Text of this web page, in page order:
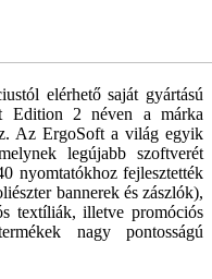
elérhető saját gyártású
Edition 2 néven a márka
Az ErgoSoft a világ egyik
legújabb szoftverét
nyomtatókhoz fejlesztették
bannerek és zászlók),
textíliák, illetve promóciós
nagy pontosságú